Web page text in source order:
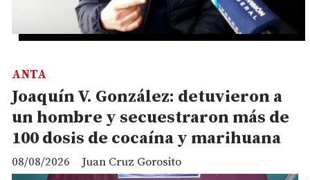
Joaquín V. González: detuvieron a
un hombre y secuestraron más de
100 dosis de cocaína y marihuana
Juan Cruz Gorosito
ANTA
08/08/2026